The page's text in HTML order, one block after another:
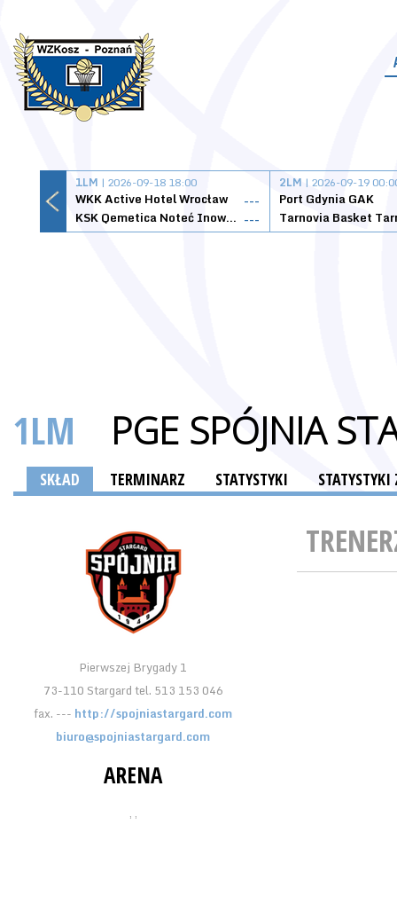
1LM | 2026-09-18 18:00
WKK Active Hotel Wrocław
---
KSK Qemetica Noteć Inowrocław ---
2LM | 2026-09-19
Port Gdynia GAK
1LM PGE SPÓJNIA
SKŁAD TERMINARZ STATYSTYKI
Pierwszej Brygady 1
73-110 Stargard tel. 513 153 046
fax. --- http://spojniastargard.com
biuro@spojniastargard.com
ARENA
, ,